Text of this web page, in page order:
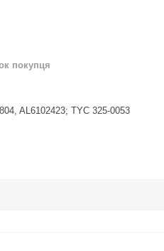
покупця
AL6102423; TYC 325-0053